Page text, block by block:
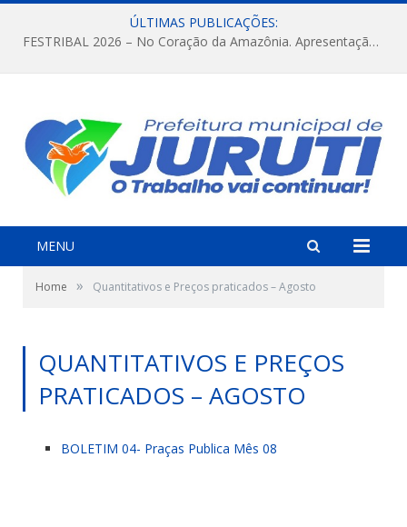
ÚLTIMAS PUBLICAÇÕES:
FESTRIBAL 2026 – No Coração da Amazônia. Apresentação da Munduruku.
MENU
Home » Quantitativos e Preços praticados – Agosto
QUANTITATIVOS E PREÇOS
PRATICADOS – AGOSTO
BOLETIM 04- Praças Publica Mês 08